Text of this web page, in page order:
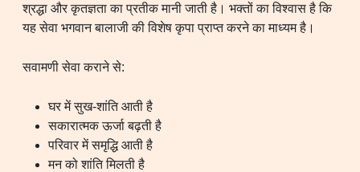
श्रद्धा और कृतज्ञता का प्रतीक मानी जाती है। भक्तों का विश्वास है कि
यह सेवा भगवान बालाजी की विशेष कृपा प्राप्त करने का माध्यम है।
सवामणी सेवा कराने से:
घर में सुख-शांति आती है
सकारात्मक ऊर्जा बढ़ती है
परिवार में समृद्धि आती है
मन को शांति मिलती है